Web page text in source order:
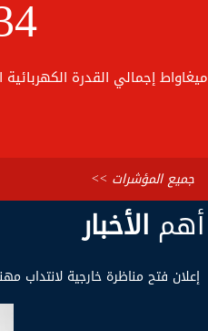
ميغاواط إجمالي القدرة
جميع المؤشرات >>
أهم الأخبار
إعلان فتح مناظرة خارجية لانتداب